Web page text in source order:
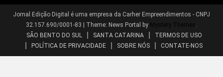
Jornal Edição Digital é uma empresa da Carher Empreendimentos - CNPJ
32.157.690/0001-83
Theme: News Portal by Mystery Themes .
SÃO BENTO DO SUL
SANTA CATARINA
TERMOS DE USO
POLÍTICA DE PRIVACIDADE
SOBRE NÓS CONTATE-NOS